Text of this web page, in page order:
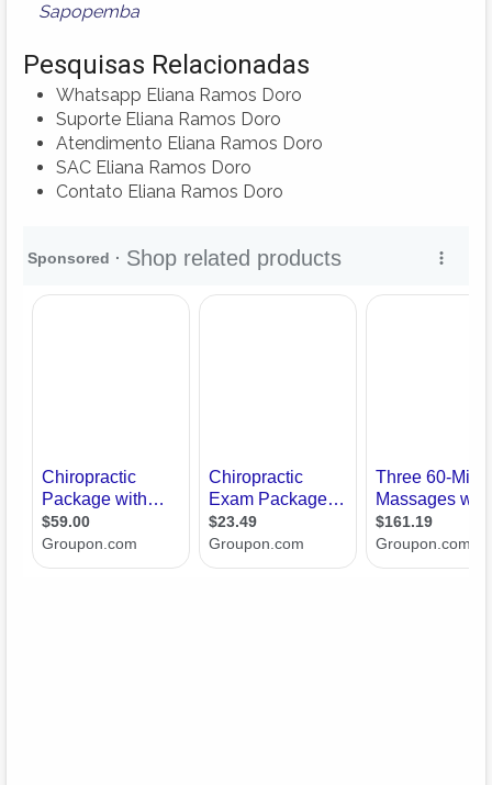
Sapopemba
Pesquisas Relacionadas
Whatsapp Eliana Ramos Doro
Suporte Eliana Ramos Doro
Atendimento Eliana Ramos Doro
SAC Eliana Ramos Doro
Contato Eliana Ramos Doro